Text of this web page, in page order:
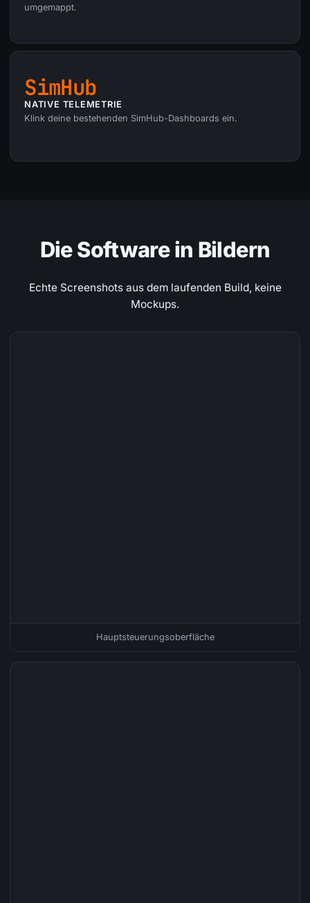
umgemappt.
SimHub
NATIVE TELEMETRIE
Klink deine bestehenden SimHub-Dashboards ein.
Die Software in Bildern
Echte Screenshots aus dem laufenden Build, keine
Mockups.
Hauptsteuerungsoberfläche